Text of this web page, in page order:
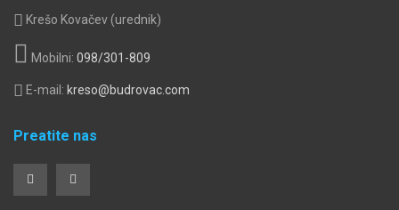
Krešo Kovačev (urednik)
Mobilni: 098/301-809
E-mail: kreso@budrovac.com
Preatite nas